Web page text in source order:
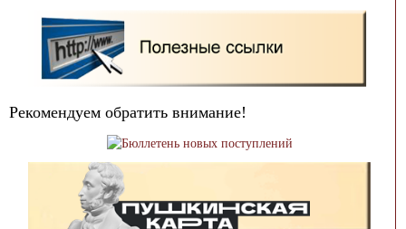
Рекомендуем обратить внимание!